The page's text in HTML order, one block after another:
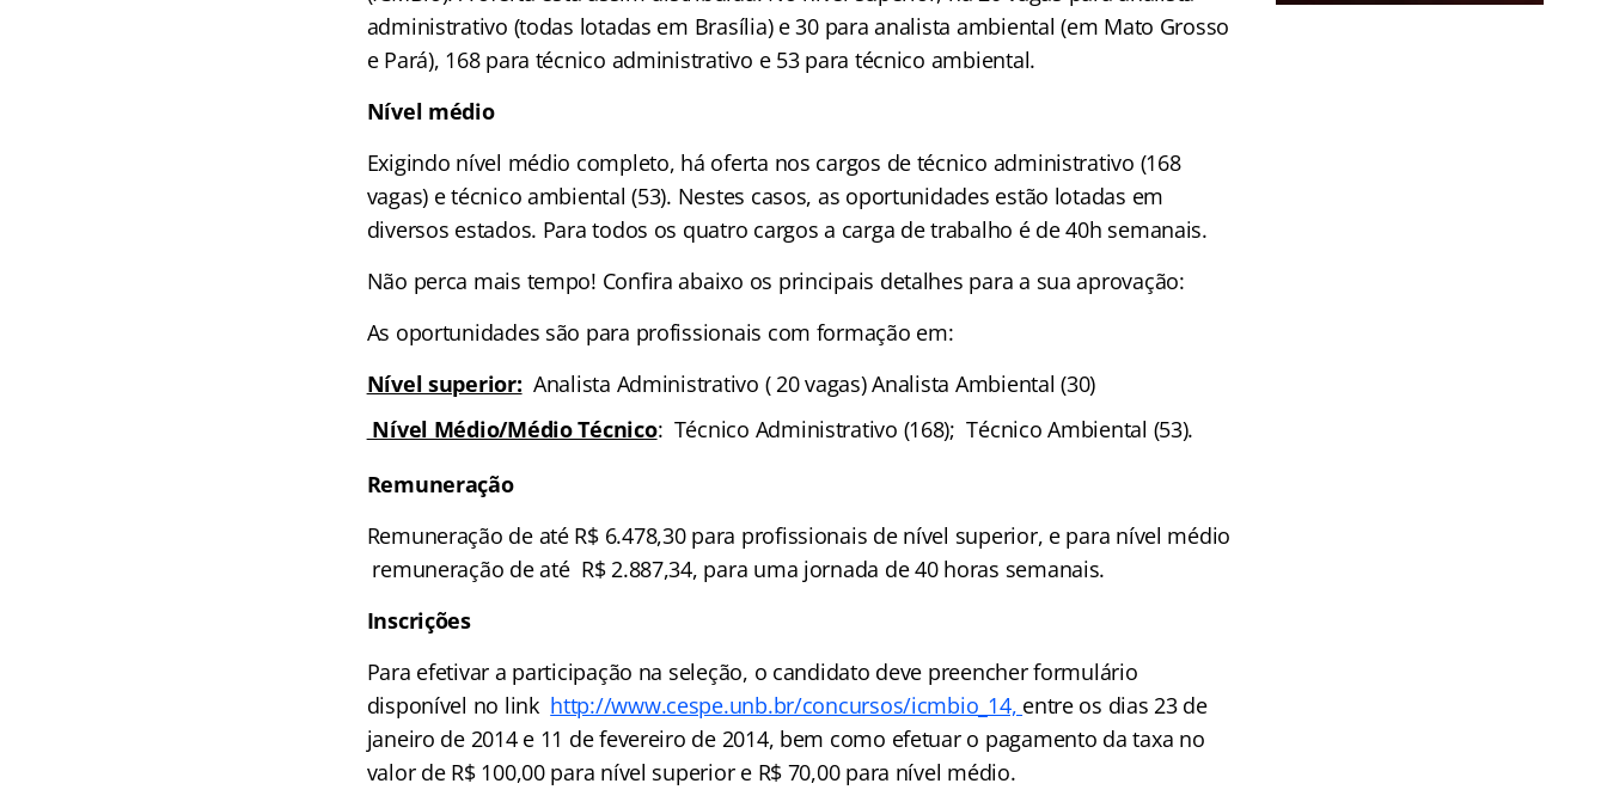
administrativo (todas lotadas em Brasília) e 30 para analista ambiental (em Mato Grosso
e Pará), 168 para técnico administrativo e 53 para técnico ambiental.
Nível médio
Exigindo nível médio completo, há oferta nos cargos de técnico administrativo (168
vagas) e técnico ambiental (53). Nestes casos, as oportunidades estão lotadas em
diversos estados. Para todos os quatro cargos a carga de trabalho é de 40h semanais.
Não perca mais tempo! Confira abaixo os principais detalhes para a sua aprovação:
As oportunidades são para profissionais com formação em:
Nível superior: Analista Administrativo ( 20 vagas) Analista Ambiental (30)
Nível Médio/Médio Técnico: Técnico Administrativo (168); Técnico Ambiental (53).
Remuneração
Remuneração de até R$ 6.478,30 para profissionais de nível superior, e para nível médio
remuneração de até R$ 2.887,34, para uma jornada de 40 horas semanais.
Inscrições
Para efetivar a participação na seleção, o candidato deve preencher formulário
disponível no link http://www.cespe.unb.br/concursos/icmbio_14, entre os dias 23 de
janeiro de 2014 e 11 de fevereiro de 2014, bem como efetuar o pagamento da taxa no
valor de R$ 100,00 para nível superior e R$ 70,00 para nível médio.